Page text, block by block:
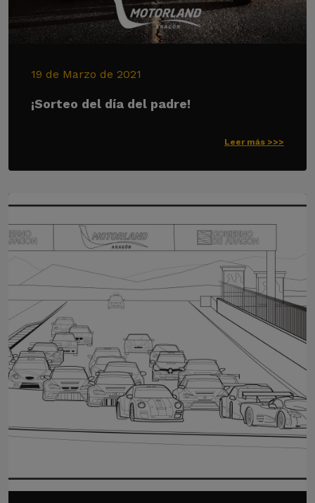
19 de Marzo de 2021
¡Sorteo del día del padre!
Leer más >>>